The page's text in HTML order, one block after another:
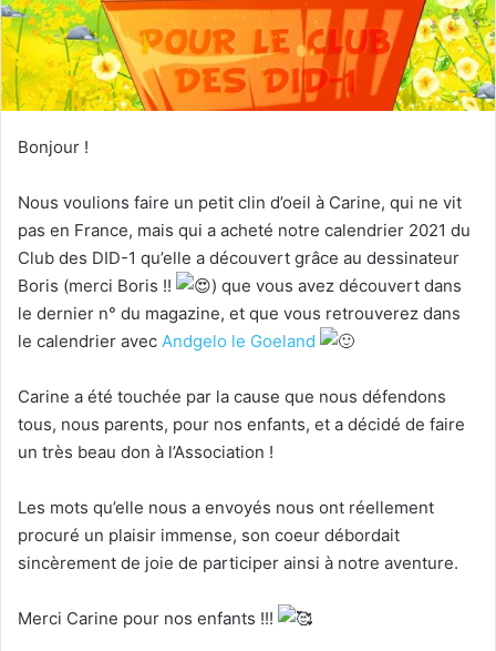
Bonjour !
Nous voulions faire un petit clin d’oeil à Carine, qui ne vit
pas en France, mais qui a acheté notre calendrier 2021 du
Club des DID-1 qu’elle a découvert grâce au dessinateur
Boris (merci Boris !!
) que vous avez découvert dans
le dernier n° du magazine, et que vous retrouverez dans
le calendrier avec Andgelo le Goeland
Carine a été touchée par la cause que nous défendons
tous, nous parents, pour nos enfants, et a décidé de faire
un très beau don à l’Association !
Les mots qu’elle nous a envoyés nous ont réellement
procuré un plaisir immense, son coeur débordait
sincèrement de joie de participer ainsi à notre aventure.
Merci Carine pour nos enfants !!!